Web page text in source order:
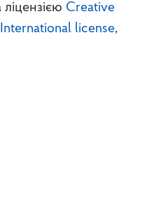
Creative
license,